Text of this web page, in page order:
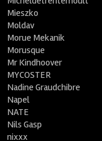
Mieszko
Moldav
Morue Mekanik
Morusque
Mr Kindhoover
MYCOSTER
Nadine Graudchibre
Napel
NATE
Nils Gasp
nixxx